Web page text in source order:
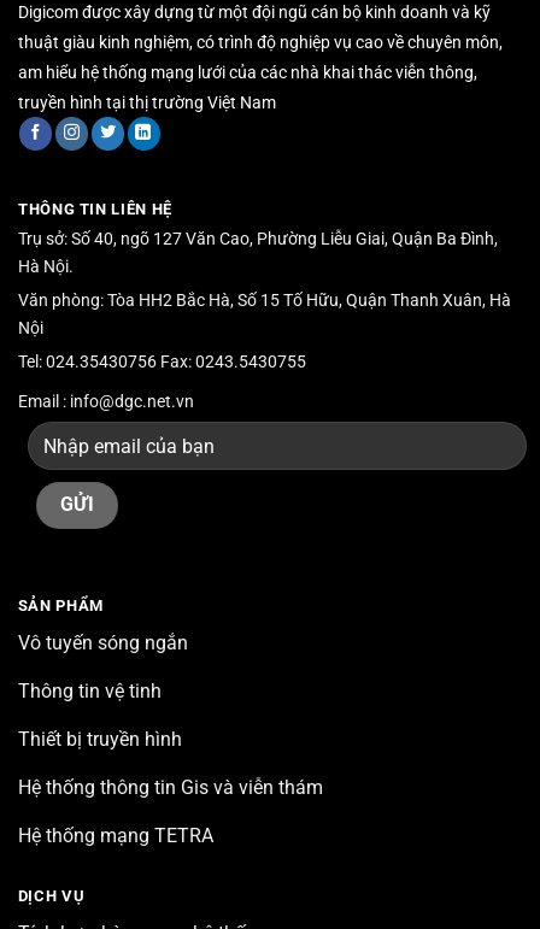
Digicom được xây dựng từ một đội ngũ cán bộ kinh doanh và kỹ
thuật giàu kinh nghiệm, có trình độ nghiệp vụ cao về chuyên môn,
am hiểu hệ thống mạng lưới của các nhà khai thác viễn thông,
truyền hình tại thị trường Việt Nam
SẢN PHẨM
Vô tuyến sóng ngắn
Thông tin vệ tinh
Thiết bị truyền hình
Hệ thống thông tin Gis và viễn thám
Hệ thống mạng TETRA
DỊCH VỤ
THÔNG TIN LIÊN HỆ
Trụ sở: Số 40, ngõ 127 Văn Cao, Phường Liễu Giai, Quận Ba Đình,
Hà Nội.
Văn phòng: Tòa HH2 Bắc Hà, Số 15 Tố Hữu, Quận Thanh Xuân, Hà
Nội
Tel: 024.35430756 Fax: 0243.5430755
Email : info@dgc.net.vn